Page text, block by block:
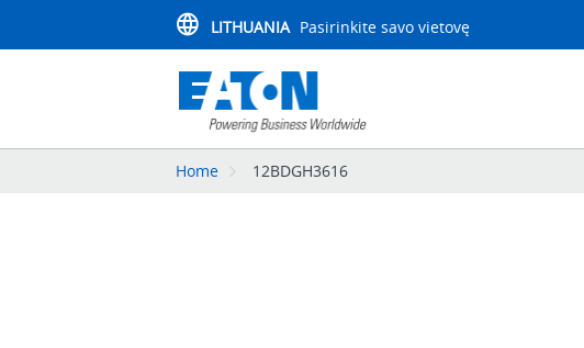
LITHUANIA Pasirinkite savo vietovę
Home 12BDGH3616